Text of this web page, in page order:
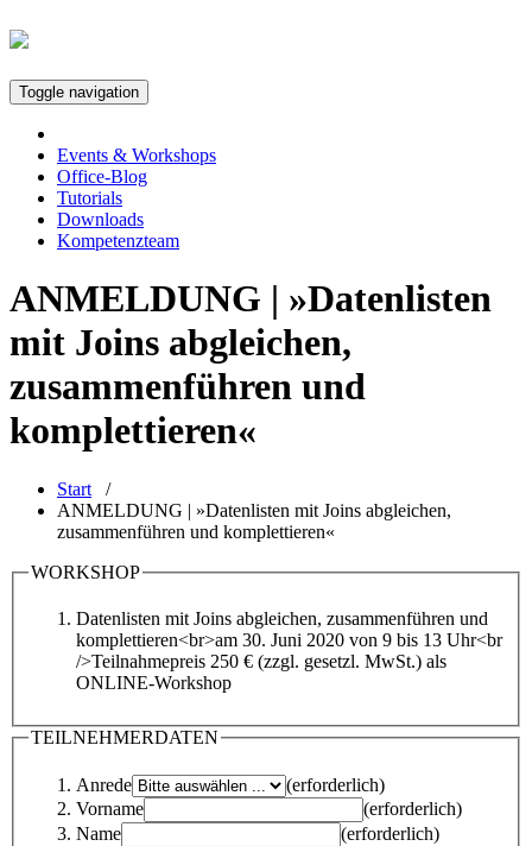
Toggle navigation
Events & Workshops
Office-Blog
Tutorials
Downloads
Kompetenzteam
ANMELDUNG | »Datenlisten
mit Joins abgleichen,
zusammenführen und
komplettieren«
Start /
ANMELDUNG | »Datenlisten mit Joins abgleichen,
zusammenführen und komplettieren«
WORKSHOP
Datenlisten mit Joins abgleichen, zusammenführen und
komplettieren<br>am 30. Juni 2020 von 9 bis 13 Uhr<br
/>Teilnahmepreis 250 € (zzgl. gesetzl. MwSt.) als
ONLINE-Workshop
TEILNEHMERDATEN
Anrede
(erforderlich)
Vorname
(erforderlich)
Name
(erforderlich)